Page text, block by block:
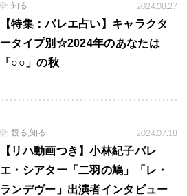
知る 2024.08.27
【特集：バレエ占い】キャラクタ
ータイプ別☆2024年のあなたは
「○○」の秋
観る,知る 2024.07.18
【リハ動画つき】小林紀子バレ
エ・シアター「二羽の鳩」「レ・
ランデヴー」出演者インタビュー